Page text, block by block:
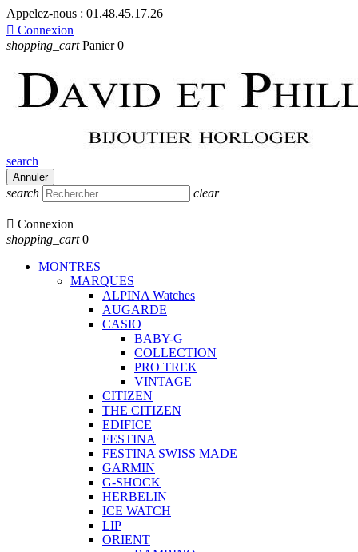
Appelez-nous : 01.48.45.17.26
 Connexion
shopping_cart Panier 0
search
Annuler
search clear
 Connexion
shopping_cart 0
MONTRES
MARQUES
ALPINA Watches
AUGARDE
CASIO
BABY-G
COLLECTION
PRO TREK
VINTAGE
CITIZEN
THE CITIZEN
EDIFICE
FESTINA
FESTINA SWISS MADE
GARMIN
G-SHOCK
HERBELIN
ICE WATCH
LIP
ORIENT